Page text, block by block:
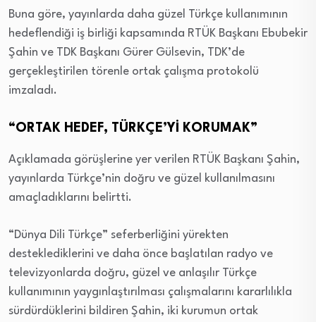
Buna göre, yayınlarda daha güzel Türkçe kullanımının
hedeflendiği iş birliği kapsamında RTÜK Başkanı Ebubekir
Şahin ve TDK Başkanı Gürer Gülsevin, TDK’de
gerçekleştirilen törenle ortak çalışma protokolü
imzaladı.
“ORTAK HEDEF, TÜRKÇE’Yİ KORUMAK”
Açıklamada görüşlerine yer verilen RTÜK Başkanı Şahin,
yayınlarda Türkçe’nin doğru ve güzel kullanılmasını
amaçladıklarını belirtti.
“Dünya Dili Türkçe” seferberliğini yürekten
desteklediklerini ve daha önce başlatılan radyo ve
televizyonlarda doğru, güzel ve anlaşılır Türkçe
kullanımının yaygınlaştırılması çalışmalarını kararlılıkla
sürdürdüklerini bildiren Şahin, iki kurumun ortak